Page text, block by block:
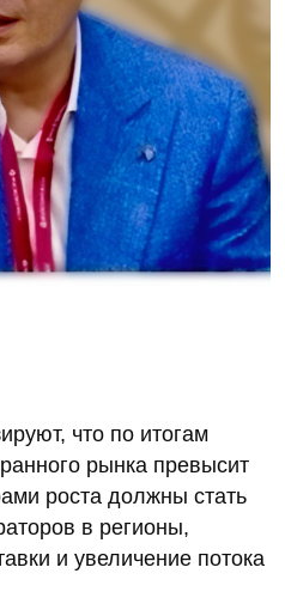
что по итогам
рынка превысит
роста должны стать
в регионы,
и увеличение потока